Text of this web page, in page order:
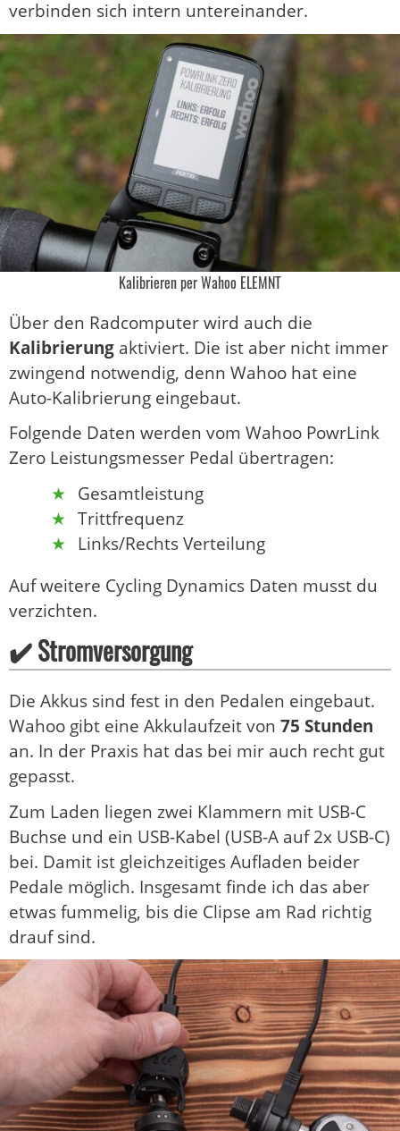
verbinden sich intern untereinander.
Kalibrieren per Wahoo ELEMNT
Über den Radcomputer wird auch die
Kalibrierung aktiviert. Die ist aber nicht immer
zwingend notwendig, denn Wahoo hat eine
Auto-Kalibrierung eingebaut.
Folgende Daten werden vom Wahoo PowrLink
Zero Leistungsmesser Pedal übertragen:
Gesamtleistung
Trittfrequenz
Links/Rechts Verteilung
Auf weitere Cycling Dynamics Daten musst du
verzichten.
✔️ Stromversorgung
Die Akkus sind fest in den Pedalen eingebaut.
Wahoo gibt eine Akkulaufzeit von 75 Stunden
an. In der Praxis hat das bei mir auch recht gut
gepasst.
Zum Laden liegen zwei Klammern mit USB-C
Buchse und ein USB-Kabel (USB-A auf 2x USB-C)
bei. Damit ist gleichzeitiges Aufladen beider
Pedale möglich. Insgesamt finde ich das aber
etwas fummelig, bis die Clipse am Rad richtig
drauf sind.